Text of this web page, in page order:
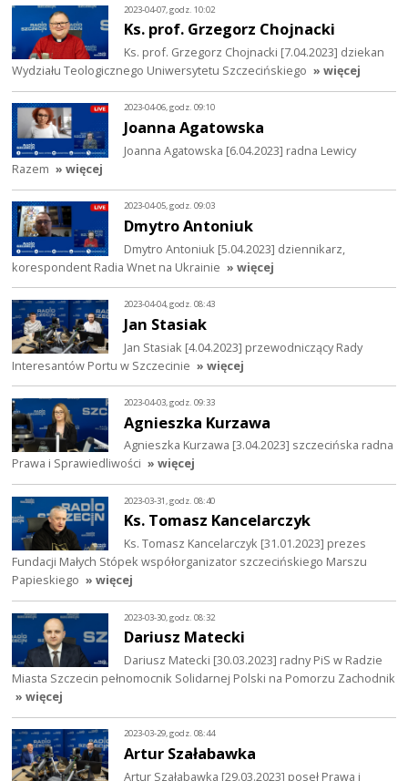
2023-04-07, godz. 10:02
Ks. prof. Grzegorz Chojnacki
Ks. prof. Grzegorz Chojnacki [7.04.2023] dziekan
Wydziału Teologicznego Uniwersytetu Szczecińskiego » więcej
2023-04-06, godz. 09:10
Joanna Agatowska
Joanna Agatowska [6.04.2023] radna Lewicy
Razem » więcej
2023-04-05, godz. 09:03
Dmytro Antoniuk
Dmytro Antoniuk [5.04.2023] dziennikarz,
korespondent Radia Wnet na Ukrainie » więcej
2023-04-04, godz. 08:43
Jan Stasiak
Jan Stasiak [4.04.2023] przewodniczący Rady
Interesantów Portu w Szczecinie » więcej
2023-04-03, godz. 09:33
Agnieszka Kurzawa
Agnieszka Kurzawa [3.04.2023] szczecińska radna
Prawa i Sprawiedliwości » więcej
2023-03-31, godz. 08:40
Ks. Tomasz Kancelarczyk
Ks. Tomasz Kancelarczyk [31.01.2023] prezes
Fundacji Małych Stópek współorganizator szczecińskiego Marszu
Papieskiego » więcej
2023-03-30, godz. 08:32
Dariusz Matecki
Dariusz Matecki [30.03.2023] radny PiS w Radzie
Miasta Szczecin pełnomocnik Solidarnej Polski na Pomorzu Zachodnik
» więcej
2023-03-29, godz. 08:44
Artur Szałabawka
Artur Szałabawka [29.03.2023] poseł Prawa i